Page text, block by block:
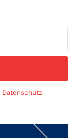
Datenschutz-